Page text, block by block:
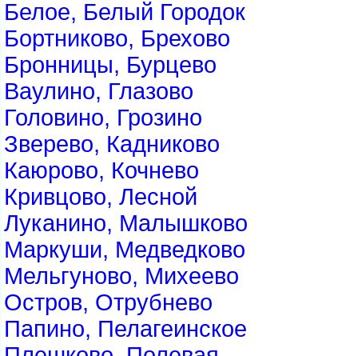
Белое, Белый Городок
Бортниково, Брехово
Бронницы, Бурцево
Ваулино, Глазово
Головино, Грозино
Зверево, Кадниково
Каюрово, Кочнево
Кривцово, Лесной
Луканино, Малышково
Маркуши, Медведково
Мельгуново, Михеево
Остров, Отрубнево
Папино, Пелагеинское